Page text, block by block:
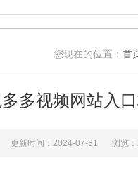
您现在的位置： 首
多视频网站入
更新时间：2024-07-31 浏览